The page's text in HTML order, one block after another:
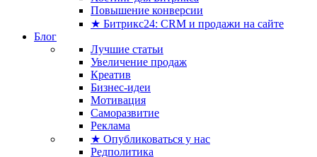
Повышение конверсии
★ Битрикс24: CRM и продажи на сайте
Блог
Лучшие статьи
Увеличение продаж
Креатив
Бизнес-идеи
Мотивация
Саморазвитие
Реклама
★ Опубликоваться у нас
Редполитика